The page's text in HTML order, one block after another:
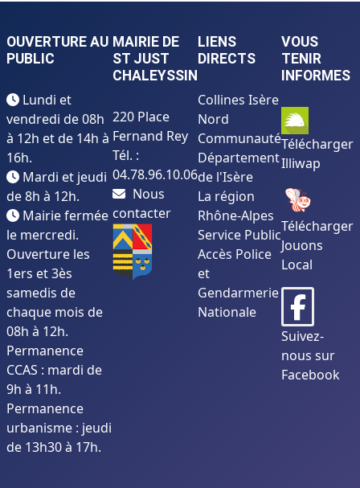
OUVERTURE AU
PUBLIC
Lundi et
vendredi de 08h
à 12h et de 14h à
16h.
Mardi et jeudi
de 8h à 12h.
Mairie fermée
le mercredi.
Ouverture les
1ers et 3ès
samedis de
chaque mois de
08h à 12h.
Permanence
CCAS : mardi de
9h à 11h.
Permanence
urbanisme : jeudi
de 13h30 à 17h.
MAIRIE DE
ST JUST
CHALEYSSIN
220 Place
Fernand Rey
Tél. :
04.78.96.10.06
Nous
contacter
LIENS
DIRECTS
Collines Isère
Nord
Communauté
Département
de l'Isère
La région
Rhône-Alpes
Service Public
Accès Police
et
Gendarmerie
Nationale
VOUS
TENIR
INFORMES
Télécharger
Illiwap
Télécharger
Jouons
Local
Suivez-
nous sur
Facebook